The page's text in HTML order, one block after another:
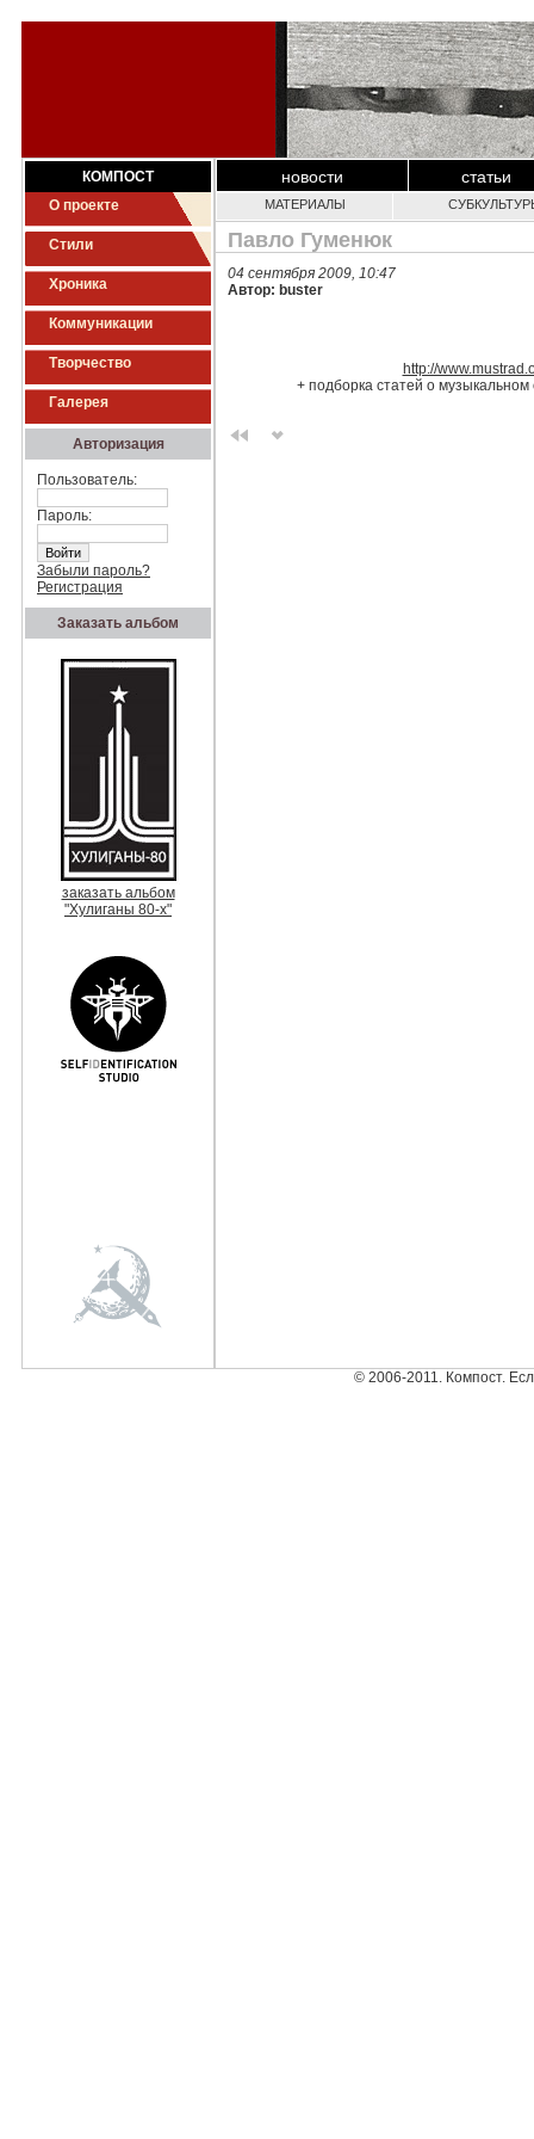
КОМПОСТ
О проекте
Стили
Хроника
Коммуникации
Творчество
Галерея
Авторизация
Пользователь:
Пароль:
Забыли пароль?
Регистрация
Заказать альбом
заказать альбом
"Хулиганы 80-х"
новости статьи
МАТЕРИАЛЫ
Павло Гуменюк
04 сентября 2009, 10:47
Автор: buster
http://
+ подборка статей о музыкальном
© 2006-2011. Компост.